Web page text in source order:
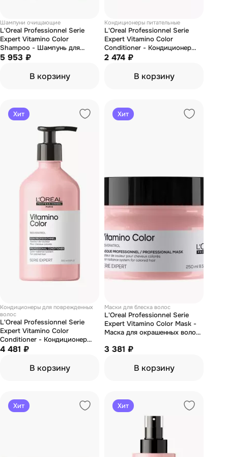
Шампуни очищающие
L'Oreal Professionnel Serie
Expert Vitamino Color
Shampoo - Шампунь для
окрашенных волос 1500 мл
5 953 ₽
В корзину
Кондиционеры питательные
L'Oreal Professionnel Serie
Expert Vitamino Color
Conditioner - Кондиционер
для окрашенных волос 200 м
2 474 ₽
В корзину
Хит
Кондиционеры для поврежденных
волос
L'Oreal Professionnel Serie
Expert Vitamino Color
Conditioner - Кондиционер
для окрашенных волос 750 мл
4 481 ₽
В корзину
Хит
Маски для блеска волос
L'Oreal Professionnel Serie
Expert Vitamino Color Mask -
Маска для окрашенных волос
3 381 ₽
В корзину
Хит Хит